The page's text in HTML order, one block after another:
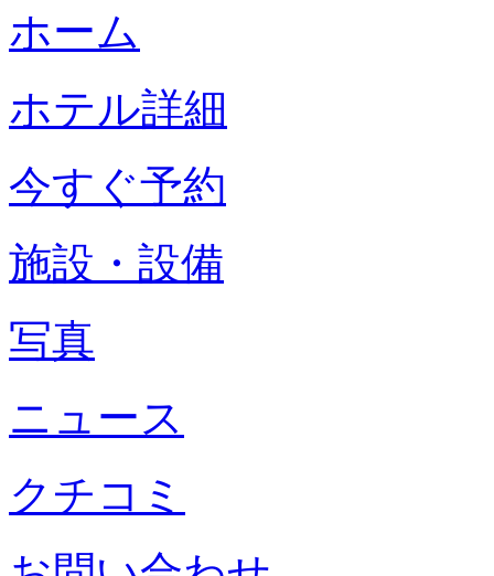
ホーム
ホテル詳細
今すぐ予約
施設・設備
写真
ニュース
クチコミ